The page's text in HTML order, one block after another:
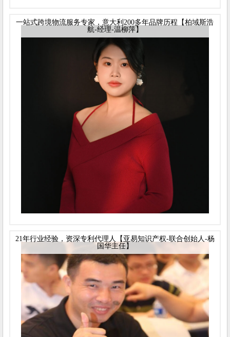
一站式跨境物流服务专家，意大利200多年品牌历程【柏域斯浩
航-经理-温柳萍】
21年行业经验，资深专利代理人【亚易知识产权-联合创始人-杨
国华主任】